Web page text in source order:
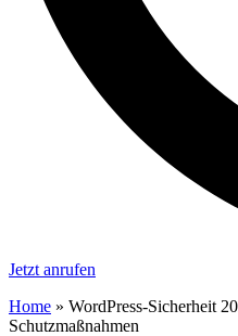
Jetzt anrufen
Home » WordPress-Sicherheit
Schutzmaßnahmen